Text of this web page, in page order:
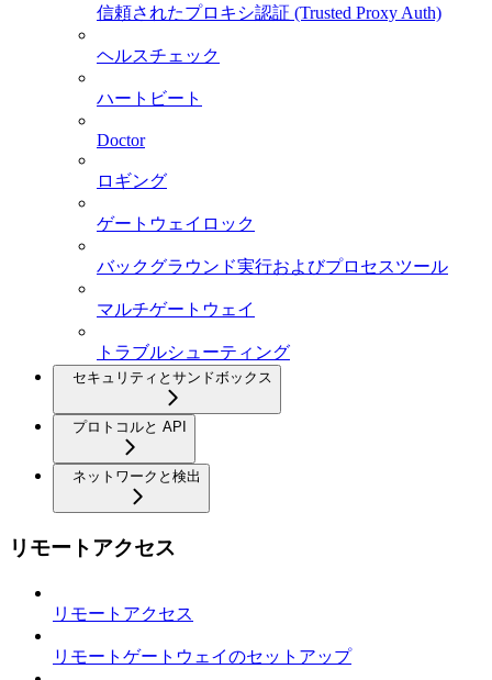
信頼されたプロキシ認証 (Trusted Proxy Auth)
ヘルスチェック
ハートビート
Doctor
ロギング
ゲートウェイロック
バックグラウンド実行およびプロセスツール
マルチゲートウェイ
トラブルシューティング
セキュリティとサンドボックス
プロトコルと API
ネットワークと検出
リモートアクセス
リモートアクセス
リモートゲートウェイのセットアップ